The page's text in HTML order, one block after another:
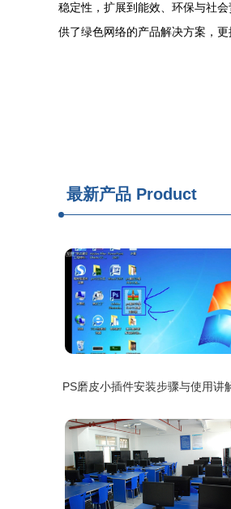
稳定性，扩展到能效、环保与社
供了绿色网络的产品解决方案，
最新产品 Product